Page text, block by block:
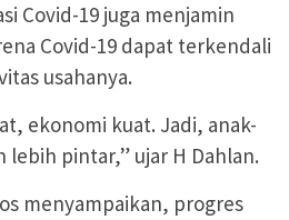
Covid-19 juga menjamin
Covid-19 dapat terkendali
usahanya.
ekonomi kuat. Jadi, anak-
lebih pintar,” ujar H Dahlan.
menyampaikan, progres